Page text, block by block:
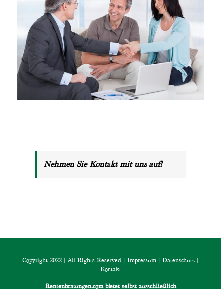
Nehmen Sie Kontakt mit uns auf!
Copyright 2022 | All Rights Reserved | Impressum | Datenschutz |
Kontakt
Rentenbratungen.com bietet selbst ausschließlich